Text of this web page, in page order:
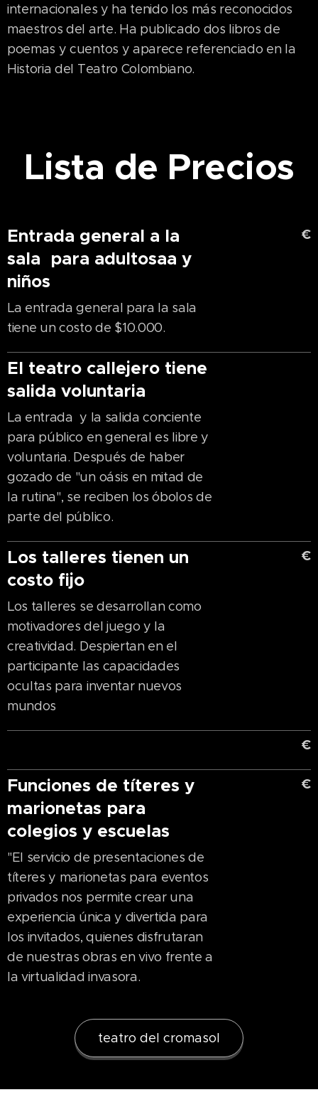
internacionales y ha tenido los más reconocidos
maestros del arte. Ha publicado dos libros de
poemas y cuentos y aparece referenciado en la
Historia del Teatro Colombiano.
Lista de Precios
Entrada general a la
sala para adultosaa y
niños
La entrada general para la sala
tiene un costo de $10.000.
€
El teatro callejero tiene
salida voluntaria
La entrada y la salida conciente
para público en general es libre y
voluntaria. Después de haber
gozado de "un oásis en mitad de
la rutina", se reciben los óbolos de
parte del público.
Los talleres tienen un
costo fijo
Los talleres se desarrollan como
motivadores del juego y la
creatividad. Despiertan en el
participante las capacidades
ocultas para inventar nuevos
mundos
€
€
Funciones de títeres y
marionetas para
colegios y escuelas
"El servicio de presentaciones de
títeres y marionetas para eventos
privados nos permite crear una
experiencia única y divertida para
los invitados, quienes disfrutaran
de nuestras obras en vivo frente a
la virtualidad invasora.
€
teatro del cromasol